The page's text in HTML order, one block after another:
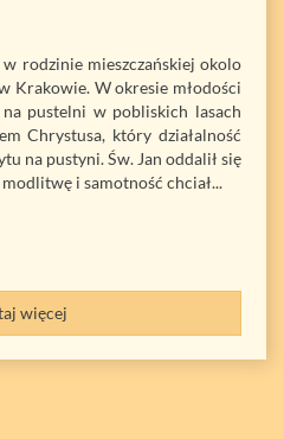
rodzinie mieszczańskiej okolo
Krakowie. W okresie młodości
na pustelni w pobliskich lasach
Chrystusa, który działalność
na pustyni. Św. Jan oddalił się
i samotność chciał...
więcej